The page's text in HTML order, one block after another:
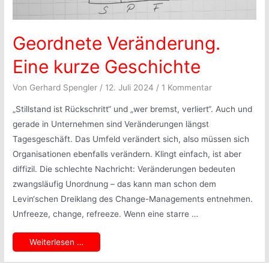
Geordnete Veränderung.
Eine kurze Geschichte
Von Gerhard Spengler / 12. Juli 2024 / 1 Kommentar
„Stillstand ist Rückschritt“ und „wer bremst, verliert“. Auch und
gerade in Unternehmen sind Veränderungen längst
Tagesgeschäft. Das Umfeld verändert sich, also müssen sich
Organisationen ebenfalls verändern. Klingt einfach, ist aber
diffizil. Die schlechte Nachricht: Veränderungen bedeuten
zwangsläufig Unordnung – das kann man schon dem
Levin‘schen Dreiklang des Change-Managements entnehmen.
Unfreeze, change, refreeze. Wenn eine starre …
Geordnete
Veränderung.
Eine
Weiterlesen …